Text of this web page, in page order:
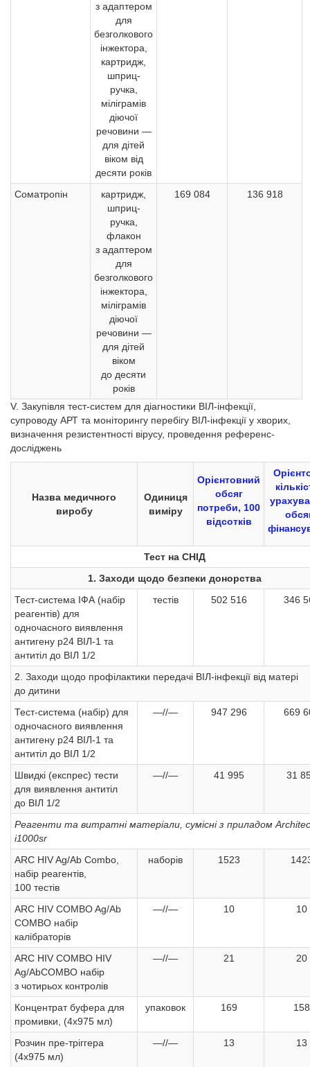
з адаптером
для
безголкового
інжектора,
картридж,
шприц-
ручка,
міліграмів
діючої
речовини —
для дітей
віком від
десяти років
Соматропін
картридж,
шприц-
ручка,
флакон
з адаптером
для
безголкового
інжектора,
міліграмів
діючої
речовини —
для дітей
віком
до десяти
років
169 084 136 918
V. Закупівля тест-систем для діагностики ВІЛ-інфекції,
супроводу АРТ та моніторингу перебігу ВІЛ-інфекції у хворих,
визначення резистентності вірусу, проведення референс-
досліджень
Назва медичного
виробу
Одиниця
виміру
Орієнтовний
обсяг
потреби, 100
відсотків
Тест на СНІД
1. Заходи щодо безпеки донорства
Тест-система ІФА (набір
реагентів) для
одночасного виявлення
антигену р24 ВІЛ-1 та
антитіл до ВІЛ 1/2
тестів 502 516 346
2. Заходи щодо профілактики передачі ВІЛ-інфекції від матері
до дитини
Тест-система (набір) для
одночасного виявлення
антигену р24 ВІЛ-1 та
антитіл до ВІЛ 1/2
—//— 947 296 669
Швидкі (експрес) тести
для виявлення антитіл
до ВІЛ 1/2
—//— 41 995 31
Реагенти та витратні матеріали, сумісні з приладом
i1000sr
ARC HIV Ag/Ab Combo,
набір реагентів,
100 тестів
наборів 1523
ARC HIV COMBO Ag/Ab
COMBO набір
калібраторів
—//— 10 10
ARC HIV COMBO HIV
Ag/AbCOMBO набір
з чотирьох контролів
—//— 21 20
Концентрат буфера для
промивки, (4х975 мл)
упаковок 169 158
Розчин пре-тріггера
(4х975 мл)
—//— 13 13